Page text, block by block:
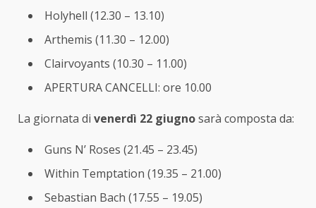
Holyhell (12.30 – 13.10)
Arthemis (11.30 – 12.00)
Clairvoyants (10.30 – 11.00)
APERTURA CANCELLI: ore 10.00
La giornata di venerdì 22 giugnosarà composta da:
Guns N’ Roses (21.45 – 23.45)
Within Temptation (19.35 – 21.00)
Sebastian Bach (17.55 – 19.05)